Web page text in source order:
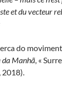
et du vecteur
do
da Manhã, «
2018).